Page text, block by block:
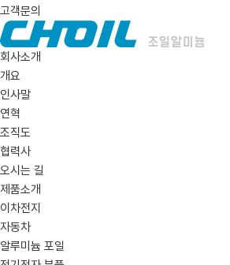
고객문의
회사소개
개요
인사말
연혁
조직도
협력사
오시는 길
제품소개
이차전지
자동차
알루미늄 포일